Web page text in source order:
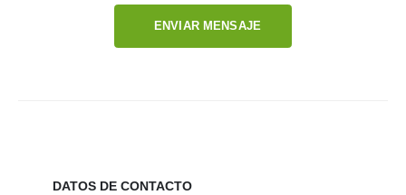
ENVIAR MENSAJE
DATOS DE CONTACTO